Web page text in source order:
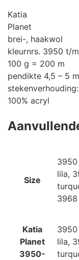
Katia
Planet
brei-, haakwol
kleurnrs. 3950 t/
100 g = 200 m
pendikte 4,5 – 5
100% acryl
Size
lila,
3968
Katia
Planet
3950-
lila,